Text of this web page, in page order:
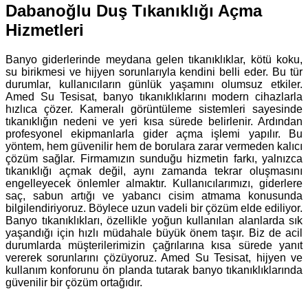
Dabanoğlu Duş Tıkanıklığı Açma
Hizmetleri
Banyo giderlerinde meydana gelen tıkanıklıklar, kötü koku,
su birikmesi ve hijyen sorunlarıyla kendini belli eder. Bu tür
durumlar, kullanıcıların günlük yaşamını olumsuz etkiler.
Amed Su Tesisat, banyo tıkanıklıklarını modern cihazlarla
hızlıca çözer. Kameralı görüntüleme sistemleri sayesinde
tıkanıklığın nedeni ve yeri kısa sürede belirlenir. Ardından
profesyonel ekipmanlarla gider açma işlemi yapılır. Bu
yöntem, hem güvenilir hem de borulara zarar vermeden kalıcı
çözüm sağlar. Firmamızın sunduğu hizmetin farkı, yalnızca
tıkanıklığı açmak değil, aynı zamanda tekrar oluşmasını
engelleyecek önlemler almaktır. Kullanıcılarımızı, giderlere
saç, sabun artığı ve yabancı cisim atmama konusunda
bilgilendiriyoruz. Böylece uzun vadeli bir çözüm elde ediliyor.
Banyo tıkanıklıkları, özellikle yoğun kullanılan alanlarda sık
yaşandığı için hızlı müdahale büyük önem taşır. Biz de acil
durumlarda müşterilerimizin çağrılarına kısa sürede yanıt
vererek sorunlarını çözüyoruz. Amed Su Tesisat, hijyen ve
kullanım konforunu ön planda tutarak banyo tıkanıklıklarında
güvenilir bir çözüm ortağıdır.